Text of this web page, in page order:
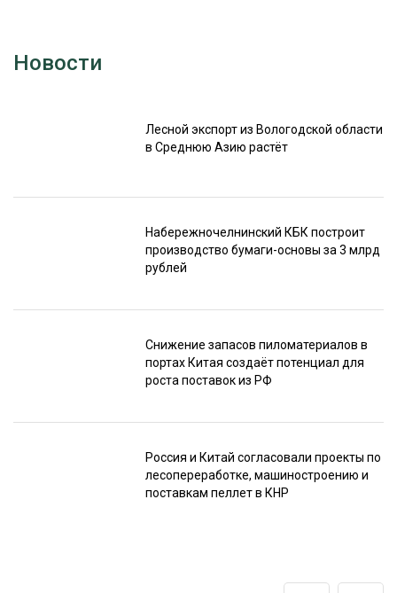
Новости
Лесной экспорт из Вологодской области
в Среднюю Азию растёт
Набережночелнинский КБК построит
производство бумаги-основы за 3 млрд
рублей
Снижение запасов пиломатериалов в
портах Китая создаёт потенциал для
роста поставок из РФ
Россия и Китай согласовали проекты по
лесопереработке, машиностроению и
поставкам пеллет в КНР